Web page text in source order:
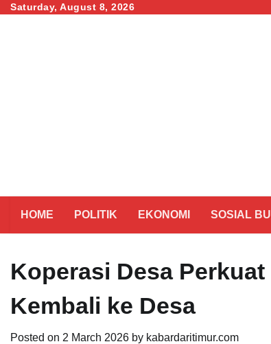
SkipSaturday, August 8, 2026
HOME POLITIK EKONOMI SOSIAL
Koperasi Desa
Kembali ke Desa
Posted on 2 March 2026 by kabardaritimur.com